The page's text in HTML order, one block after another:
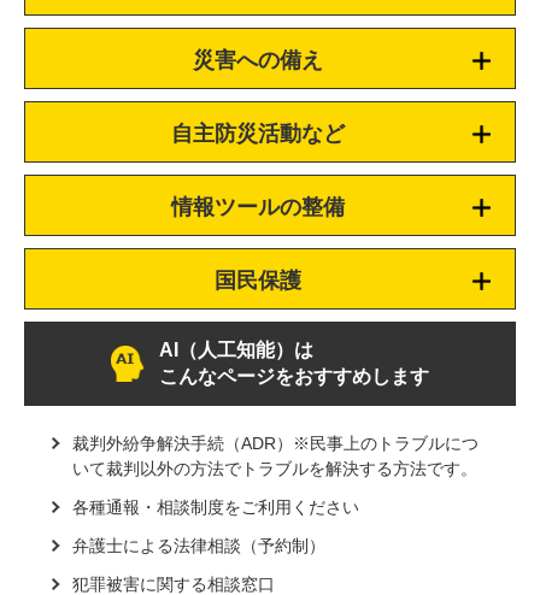
災害への備え
自主防災活動など
情報ツールの整備
国民保護
AI（人工知能）は
こんなページをおすすめします
裁判外紛争解決手続（ADR）※民事上のトラブルにつ
いて裁判以外の方法でトラブルを解決する方法です。
各種通報・相談制度をご利用ください
弁護士による法律相談（予約制）
犯罪被害に関する相談窓口